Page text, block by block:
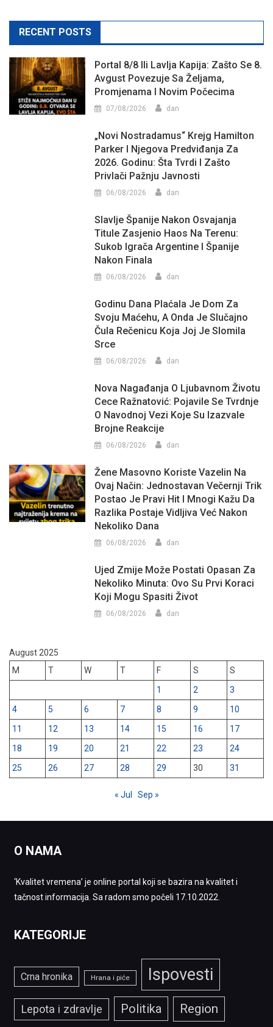
RECENT POSTS
Portal 8/8 Ili Lavlja Kapija: Zašto Se 8.
Avgust Povezuje Sa Željama,
Promjenama I Novim Počecima
07/08/2026 dan
„Novi Nostradamus“ Krejg Hamilton
Parker I Njegova Predviđanja Za
2026. Godinu: Šta Tvrdi I Zašto
Privlači Pažnju Javnosti
06/08/2026 dan
Slavlje Španije Nakon Osvajanja
Titule Zasjenio Haos Na Terenu:
Sukob Igrača Argentine I Španije
Nakon Finala
06/08/2026 dan
Godinu Dana Plaćala Je Dom Za
Svoju Maćehu, A Onda Je Slučajno
Čula Rečenicu Koja Joj Je Slomila
Srce
06/08/2026 dan
Nova Nagađanja O Ljubavnom Životu
Cece Ražnatović: Pojavile Se Tvrdnje
O Navodnoj Vezi Koje Su Izazvale
Brojne Reakcije
06/08/2026 dan
Žene Masovno Koriste Vazelin Na
Ovaj Način: Jednostavan Večernji Trik
Postao Je Pravi Hit I Mnogi Kažu Da
Razlika Postaje Vidljiva Već Nakon
Nekoliko Dana
06/08/2026 dan
Ujed Zmije Može Postati Opasan Za
Nekoliko Minuta: Ovo Su Prvi Koraci
Koji Mogu Spasiti Život
06/08/2026 dan
August 2025
M
T W T F S
S
1
2
3
4
5 6 7 8 9
10
11
12 13 14 15 16
17
18
19 20 21 22 23
24
25
26 27 28 29 30 31
« Jul Sep »
O NAMA
‘Kvalitet vremena’ je online portal koji se bazira na kvalitet i
tačnost informacija. Sa radom smo počeli 17.10.2022.
KATEGORIJE
Crna hronika Hrana i piće Ispovesti
Lepota i zdravlje Politika Region